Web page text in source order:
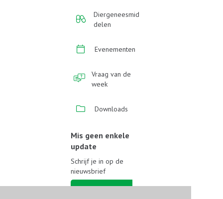
Diergeneesmid
delen
Evenementen
Vraag van de
week
Downloads
Mis geen enkele
update
Schrijf je in op de
nieuwsbrief